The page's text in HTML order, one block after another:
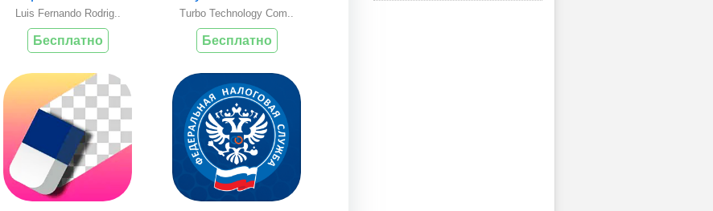
Luis Fernando Rodrig..
Бесплатно
Turbo Technology Com..
Бесплатно